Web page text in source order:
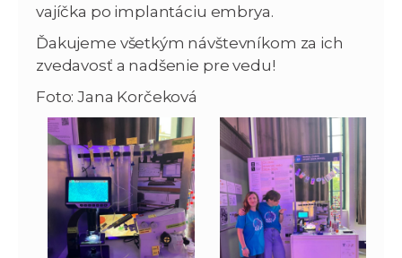
vajíčka po implantáciu embrya.
Ďakujeme všetkým návštevníkom za ich
zvedavosť a nadšenie pre vedu!
Foto: Jana Korčeková